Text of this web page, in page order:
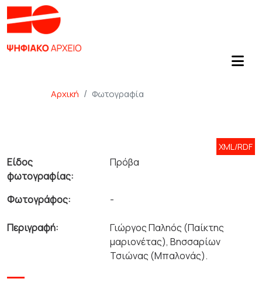
Αρχική Φωτογραφία
XML/RDF
Είδος
φωτογραφίας:
Πρόβα
Φωτογράφος: -
Περιγραφή:
Γιώργος Παληός (Παίκτης
μαριονέτας), Βησσαρίων
Τσιώνας (Μπαλονάς).